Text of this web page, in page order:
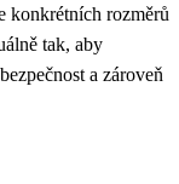
konkrétních rozměrů
tak, aby
a zároveň